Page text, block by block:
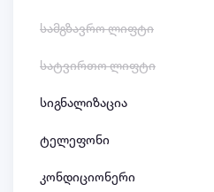
სამგზავრო ლიფტი
სატვირთო ლიფტი
სიგნალიზაცია
ტელეფონი
კონდიციონერი